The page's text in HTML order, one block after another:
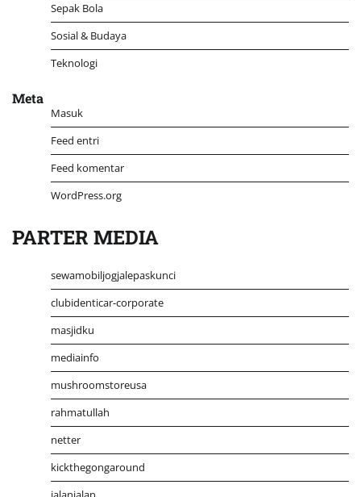
Sepak Bola
Sosial & Budaya
Teknologi
Meta
Masuk
Feed entri
Feed komentar
WordPress.org
PARTER MEDIA
sewamobiljogjalepaskunci
clubidenticar-corporate
masjidku
mediainfo
mushroomstoreusa
rahmatullah
netter
kickthegongaround